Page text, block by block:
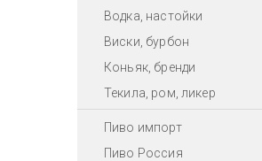
Водка, настойки
Виски, бурбон
Коньяк, бренди
Текила, ром, ликер
Пиво импорт
Пиво Россия